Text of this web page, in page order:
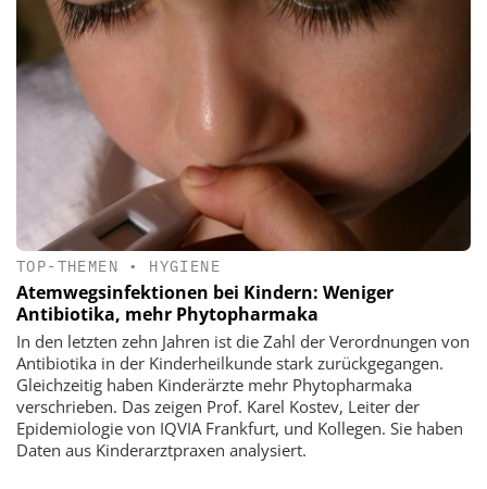
TOP-THEMEN • HYGIENE
Atemwegsinfektionen bei Kindern: Weniger
Antibiotika, mehr Phytopharmaka
In den letzten zehn Jahren ist die Zahl der Verordnungen von
Antibiotika in der Kinderheilkunde stark zurückgegangen.
Gleichzeitig haben Kinderärzte mehr Phytopharmaka
verschrieben. Das zeigen Prof. Karel Kostev, Leiter der
Epidemiologie von IQVIA Frankfurt, und Kollegen. Sie haben
Daten aus Kinderarztpraxen analysiert.